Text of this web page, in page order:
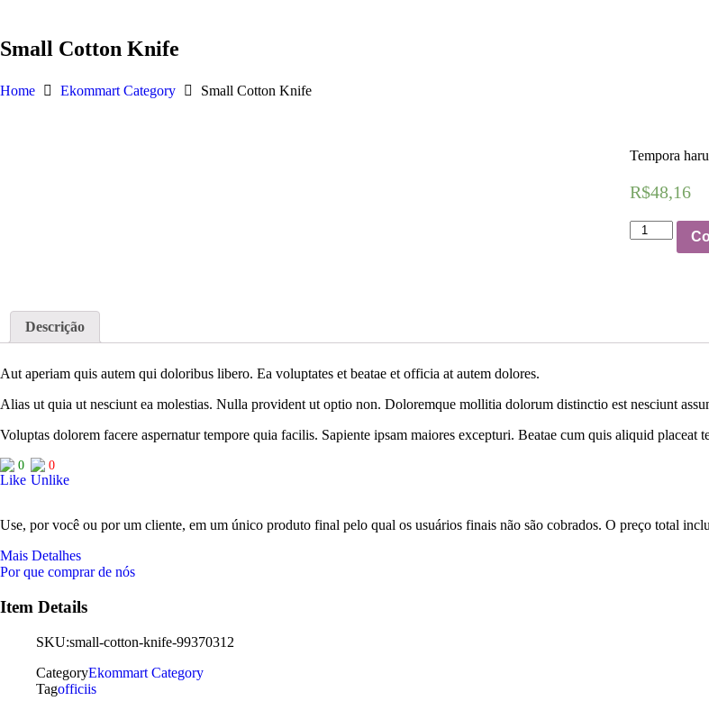
Small Cotton Knife
Home Ekommart Category Small Cotton Knife
Tempora
R$48,16
Small
Cotton
Descrição
Aut aperiam quis autem qui doloribus libero. Ea voluptates et beatae et officia at autem dolores.
Alias ut quia ut nesciunt ea molestias. Nulla provident ut optio non. Doloremque mollitia dolorum distinctio est nesciunt
Voluptas dolorem facere aspernatur tempore quia facilis. Sapiente ipsam maiores excepturi. Beatae cum quis aliquid placeat
0 0
Use, por você ou por um cliente, em um único produto final pelo qual os usuários finais não são cobrados. O preço total
Mais Detalhes
Por que comprar de nós
Item Details
SKU:small-cotton-knife-99370312
CategoryEkommart Category
Tagofficiis